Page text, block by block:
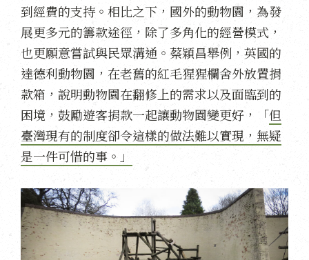
到經費的支持。相比之下，國外的動物園，為發
展更多元的籌款途徑，除了多角化的經營模式，
也更願意嘗試與民眾溝通。蔡穎昌舉例，英國的
達德利動物園，在老舊的紅毛猩猩欄舍外放置捐
款箱，說明動物園在翻修上的需求以及面臨到的
困境，鼓勵遊客捐款一起讓動物園變更好，「但
臺灣現有的制度卻令這樣的做法難以實現，無疑
是一件可惜的事。」